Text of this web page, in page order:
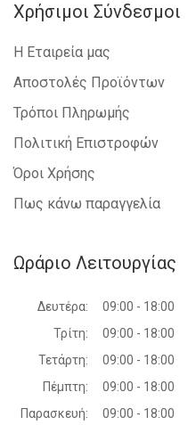
Χρήσιμοι Σύνδεσμοι
Η Εταιρεία μας
Αποστολές Προϊόντων
Τρόποι Πληρωμής
Πολιτική Επιστροφών
Όροι Χρήσης
Πως κάνω παραγγελία
Ωράριο Λειτουργίας
Δευτέρα:
09:00 - 18:00
Τρίτη:
09:00 - 18:00
Τετάρτη:
09:00 - 18:00
Πέμπτη:
09:00 - 18:00
Παρασκευή:
09:00 - 18:00